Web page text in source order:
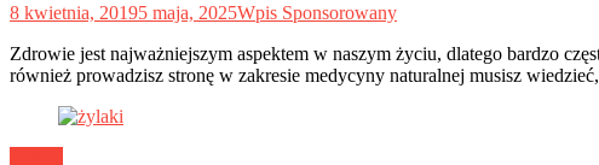
8 kwietnia, 20195 maja, 2025Wpis Sponsorowany
Zdrowie jest najważniejszym aspektem w naszym życiu, dlatego bardzo
również prowadzisz stronę w zakresie medycyny naturalnej musisz